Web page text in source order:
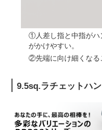
①人差し指と中指がハ
がかけやすい。
②先端に向け細くなる
9.5sq.ラチェットハ